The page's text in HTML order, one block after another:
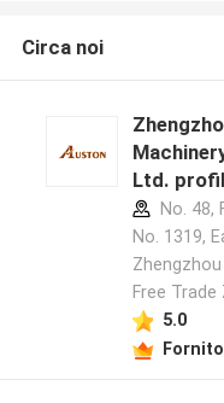
Circa noi
Ltd.
No. 48,
No. 1319,
Free Trade
5.0